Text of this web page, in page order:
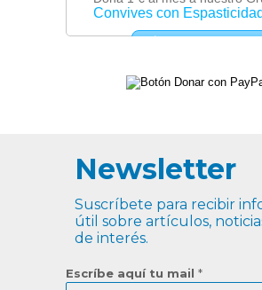
Newsletter
Suscríbete para recibir
útil sobre artículos,
de interés.
Escríbe aquí tu mail *